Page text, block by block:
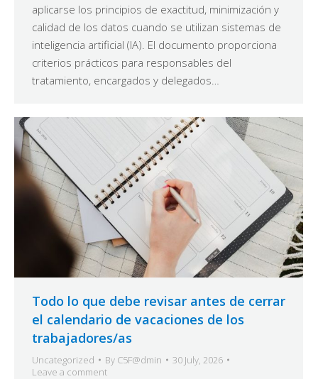
aplicarse los principios de exactitud, minimización y
calidad de los datos cuando se utilizan sistemas de
inteligencia artificial (IA). El documento proporciona
criterios prácticos para responsables del
tratamiento, encargados y delegados…
Todo lo que debe revisar antes de cerrar
el calendario de vacaciones de los
trabajadores/as
Uncategorized By C5F@dmin
30 July, 2026
Leave a comment